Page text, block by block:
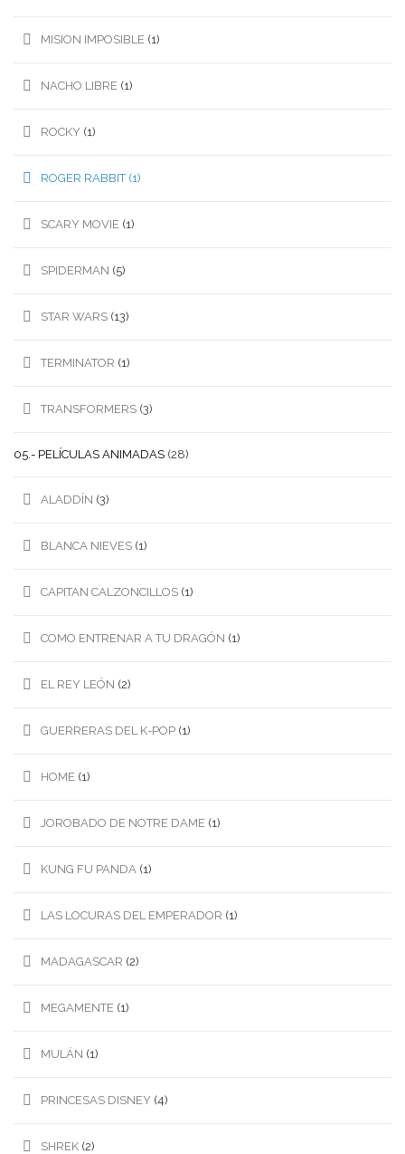
MISION IMPOSIBLE (1)
NACHO LIBRE (1)
ROCKY (1)
ROGER RABBIT (1)
SCARY MOVIE (1)
SPIDERMAN (5)
STAR WARS (13)
TERMINATOR (1)
TRANSFORMERS (3)
05.- PELÍCULAS ANIMADAS (28)
ALADDÍN (3)
BLANCA NIEVES (1)
CAPITAN CALZONCILLOS (1)
COMO ENTRENAR A TU DRAGÓN (1)
EL REY LEÓN (2)
GUERRERAS DEL K-POP (1)
HOME (1)
JOROBADO DE NOTRE DAME (1)
KUNG FU PANDA (1)
LAS LOCURAS DEL EMPERADOR (1)
MADAGASCAR (2)
MEGAMENTE (1)
MULÁN (1)
PRINCESAS DISNEY (4)
SHREK (2)